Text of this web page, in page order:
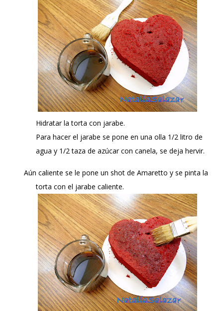
Hidratar la torta con jarabe.
Para hacer el jarabe se pone en una olla 1/2 litro de
agua y 1/2 taza de azúcar con canela, se deja hervir.
Aún caliente se le pone un shot de Amaretto y se pinta la
torta con el jarabe caliente.